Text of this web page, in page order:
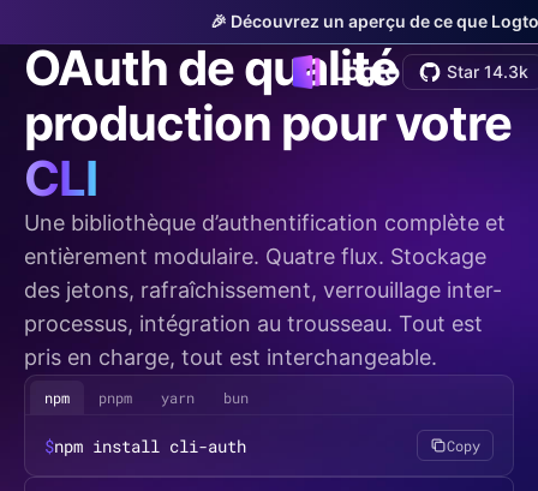
🎉 Découvrez un aperçu de ce que
Star 14.3k
v0.1.0-beta
OAuth de qualité
production pour votre
CLI
Une bibliothèque d’authentification complète et
entièrement modulaire. Quatre flux. Stockage
des jetons, rafraîchissement, verrouillage inter-
processus, intégration au trousseau. Tout est
pris en charge, tout est interchangeable.
npm pnpm yarn bun
$npm install cli-auth Copy